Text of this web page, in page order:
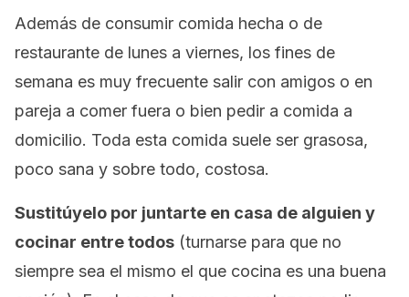
Además de consumir comida hecha o de
restaurante de lunes a viernes, los fines de
semana es muy frecuente salir con amigos o en
pareja a comer fuera o bien pedir a comida a
domicilio. Toda esta comida suele ser grasosa,
poco sana y sobre todo, costosa.
Sustitúyelo por juntarte en casa de alguien y
cocinar entre todos (turnarse para que no
siempre sea el mismo el que cocina es una buena